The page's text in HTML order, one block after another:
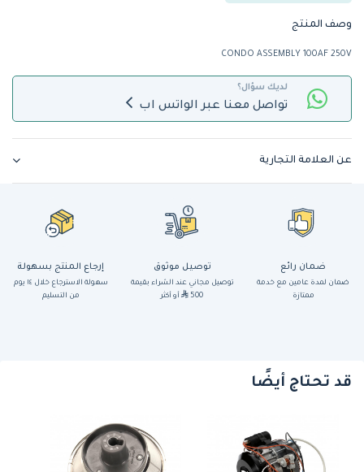
وصف المنتج
CONDO ASSEMBLY 100AF 250V
لديك سؤال؟
تواصل معنا عبر الواتس اب
عن العلامة التجارية
ضمان رائع
ضمان لمدة عامين مع خدمة
ممتازة
توصيل موثوق
توصيل مجاني عند الشراء بقيمة
500
أو أكثر
إرجاع المنتج بسهولة
سهولة الاسترجاع خلال ١٤ يوم
من التسليم
قد تحتاج أيضًا